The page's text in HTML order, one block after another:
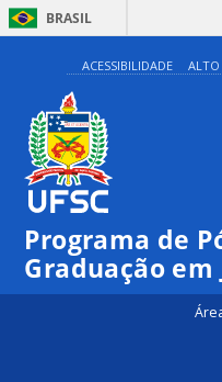
BRASIL
ACESSIBILIDADE ALTO
Programa de
Graduação
00:00